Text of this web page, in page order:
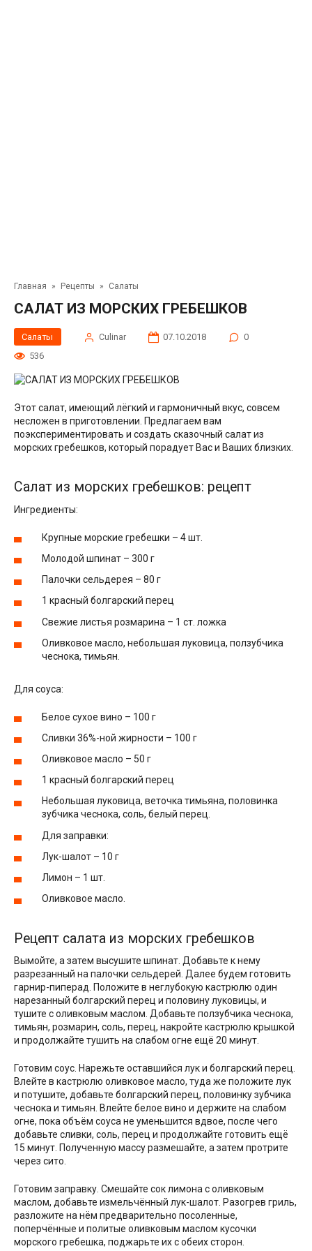
Главная » Рецепты » Салаты
САЛАТ ИЗ МОРСКИХ ГРЕБЕШКОВ
Салаты Сulinar 07.10.2018
0
536
Этот салат, имеющий лёгкий и гармоничный вкус, совсем
несложен в приготовлении. Предлагаем вам
поэкспериментировать и создать сказочный салат из
морских гребешков, который порадует Вас и Ваших близких.
Салат из морских гребешков: рецепт
Ингредиенты:
Крупные морские гребешки – 4 шт.
Молодой шпинат – 300 г
Палочки сельдерея – 80 г
1 красный болгарский перец
Свежие листья розмарина – 1 ст. ложка
Оливковое масло, небольшая луковица, ползубчика
чеснока, тимьян.
Для соуса:
Белое сухое вино – 100 г
Сливки 36%-ной жирности – 100 г
Оливковое масло – 50 г
1 красный болгарский перец
Небольшая луковица, веточка тимьяна, половинка
зубчика чеснока, соль, белый перец.
Для заправки:
Лук-шалот – 10 г
Лимон – 1 шт.
Оливковое масло.
Рецепт салата из морских гребешков
Вымойте, а затем высушите шпинат. Добавьте к нему
разрезанный на палочки сельдерей. Далее будем готовить
гарнир-пиперад. Положите в неглубокую кастрюлю один
нарезанный болгарский перец и половину луковицы, и
тушите с оливковым маслом. Добавьте ползубчика чеснока,
тимьян, розмарин, соль, перец, накройте кастрюлю крышкой
и продолжайте тушить на слабом огне ещё 20 минут.
Готовим соус. Нарежьте оставшийся лук и болгарский перец.
Влейте в кастрюлю оливковое масло, туда же положите лук
и потушите, добавьте болгарский перец, половинку зубчика
чеснока и тимьян. Влейте белое вино и держите на слабом
огне, пока объём соуса не уменьшится вдвое, после чего
добавьте сливки, соль, перец и продолжайте готовить ещё
15 минут. Полученную массу размешайте, а затем протрите
через сито.
Готовим заправку. Смешайте сок лимона с оливковым
маслом, добавьте измельчённый лук-шалот. Разогрев гриль,
разложите на нём предварительно посоленные,
поперчённые и политые оливковым маслом кусочки
морского гребешка, поджарьте их с обеих сторон.